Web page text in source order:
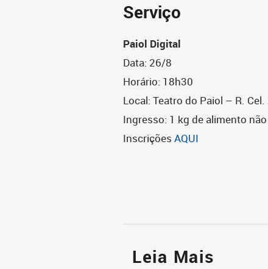
Serviço
Paiol Digital
Data: 26/8
Horário: 18h30
Local: Teatro do Paiol – R.
Ingresso: 1 kg de alimento
Inscrições AQUI
Leia Mais